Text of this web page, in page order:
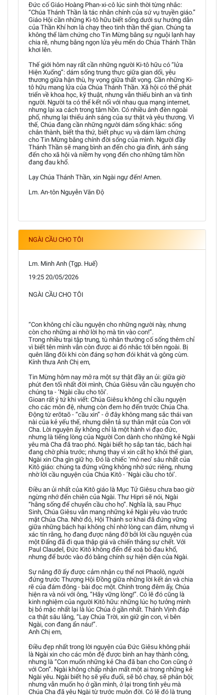
Đức cố Giáo Hoàng Phan-xi-cô lúc sinh thời từng nhắc:
“Chúa Thánh Thần là tác nhân chính của sứ vụ truyền giáo.”
Giáo Hội cần những Ki-tô hữu biết sống dưới sự hướng dẫn
của Thần Khí hơn là chạy theo tinh thần thế gian. Chúng ta
không thể làm chứng cho Tin Mừng bằng sự nguội lạnh hay
chia rẽ, nhưng bằng ngọn lửa yêu mến do Chúa Thánh Thần
khơi lên.
Thế giới hôm nay rất cần những người Ki-tô hữu có “lửa
Hiện Xuống”: dám sống trung thực giữa gian dối, yêu
thương giữa hận thù, hy vọng giữa thất vọng. Cần những Ki-
tô hữu mang lửa của Chúa Thánh Thần. Xã hội có thể phát
triển về khoa học, kỹ thuật, nhưng vẫn thiếu bình an và tình
người. Người ta có thể kết nối với nhau qua mạng internet,
nhưng lại xa cách trong tâm hồn. Có nhiều ánh đèn ngoài
phố, nhưng lại thiếu ánh sáng của sự thật và yêu thương. Vì
thế, Chúa đang cần những người dám sống khác: sống
chân thành, biết tha thứ, biết phục vụ và dám làm chứng
cho Tin Mừng bằng chính đời sống của mình. Người đầy
Thánh Thần sẽ mang bình an đến cho gia đình, ánh sáng
đến cho xã hội và niềm hy vọng đến cho những tâm hồn
đang đau khổ.
Lạy Chúa Thánh Thần, xin Ngài ngự đến! Amen.
Lm. An-tôn Nguyễn Văn Độ
NGÀI CẦU CHO TÔI
Lm. Minh Anh (Tgp. Huế)
19:25 20/05/2026
NGÀI CẦU CHO TÔI
“Con không chỉ cầu nguyện cho những người này, nhưng
còn cho những ai nhờ lời họ mà tin vào con!”.
Trong nhiều trại tập trung, tù nhân thường cố sống thêm chỉ
vì biết tên mình vẫn còn được ai đó nhắc tới bên ngoài. Bị
quên lãng đôi khi còn đáng sợ hơn đói khát và gông cùm.
Kính thưa Anh Chị em,
Tin Mừng hôm nay mở ra một sự thật đầy an ủi: giữa giờ
phút đen tối nhất đời mình, Chúa Giêsu vẫn cầu nguyện cho
chúng ta - ‘Ngài cầu cho tôi’.
Gioan rất ý tứ khi viết: Chúa Giêsu không chỉ cầu nguyện
cho các môn đệ, nhưng còn đem họ đến trước Chúa Cha.
Động từ erōtaō - “cầu xin” - ở đây không mang sắc thái van
nài của kẻ yếu thế, nhưng diễn tả sự thân mật của Con với
Cha. Lời nguyện ấy không chỉ là một hành vi đạo đức,
nhưng là tiếng lòng của Người Con dành cho những kẻ Ngài
yêu mà Cha đã trao phó. Ngài biết họ sắp tan tác, bách hại
đang chờ phía trước; nhưng thay vì xin cất họ khỏi thế gian,
Ngài xin Cha gìn giữ họ. Đó là chiếc ‘mỏ neo’ sâu nhất của
Kitô giáo: chúng ta đứng vững không nhờ sức riêng, nhưng
nhờ lời cầu nguyện của Chúa Kitô - ‘Ngài cầu cho tôi’.
Điều an ủi nhất của Kitô giáo là Mục Tử Giêsu chưa bao giờ
ngừng nhớ đến chiên của Ngài. Thư Hipri sẽ nói, Ngài
“hằng sống để chuyển cầu cho họ”. Nghĩa là, sau Phục
Sinh, Chúa Giêsu vẫn mang những kẻ Ngài yêu vào trước
mặt Chúa Cha. Nhờ đó, Hội Thánh sơ khai đã đứng vững
giữa những bách hại không chỉ nhờ lòng can đảm, nhưng vì
xác tín rằng, họ đang được nâng đỡ bởi lời cầu nguyện của
một Đấng đã đi qua thập giá và chiến thắng sự chết. Với
Paul Claudel, Đức Kitô không đến để xoá bỏ đau khổ,
nhưng để bước vào đó bằng chính sự hiện diện của Ngài.
Sự nâng đỡ ấy được cảm nhận cụ thể nơi Phaolô, người
đứng trước Thượng Hội Đồng giữa những lời kết án và chia
rẽ của đám đông - bài đọc một. Chính trong đêm ấy, Chúa
hiện ra và nói với ông, “Hãy vững lòng!”. Có lẽ đó cũng là
kinh nghiệm của người Kitô hữu: những lúc họ tưởng mình
bị bỏ mặc nhất lại là lúc Chúa ở gần nhất. Thánh Vịnh đáp
ca thật sâu lắng, “Lạy Chúa Trời, xin giữ gìn con, vì bên
Ngài, con đang ẩn náu!”.
Anh Chị em,
Điều đẹp nhất trong lời nguyện của Đức Giêsu không phải
là Ngài xin cho các môn đệ được bình an hay thành công,
nhưng là “Con muốn những kẻ Cha đã ban cho Con cũng ở
với Con”. Ngài không chấp nhận mất một ai trong những kẻ
Ngài yêu. Ngài biết họ sẽ yếu đuối, sẽ bỏ chạy, sẽ phản bội;
nhưng vẫn muốn họ ở gần mình, ở lại trong tình yêu mà
Chúa Cha đã yêu Ngài từ trước muôn đời. Có lẽ đó là trung